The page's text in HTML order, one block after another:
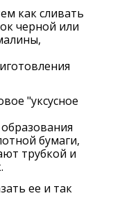
как сливать
черной или
"уксусное
бумаги,
трубкой и
ее и так